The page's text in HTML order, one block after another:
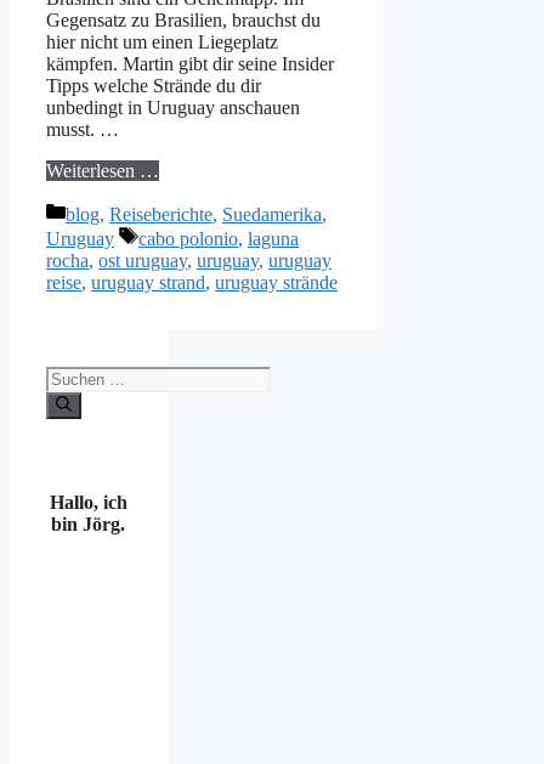
Gegensatz zu Brasilien, brauchst du
hier nicht um einen Liegeplatz
kämpfen. Martin gibt dir seine Insider
Tipps welche Strände du dir
unbedingt in Uruguay anschauen
musst. …
Weiterlesen …
Kategorien
blog, Reiseberichte, Suedamerika,
Uruguay
Schlagwörter
cabo polonio, laguna
rocha, ost uruguay, uruguay, uruguay
reise, uruguay strand, uruguay strände
Suchen
nach:
Hallo, ich
bin Jörg.